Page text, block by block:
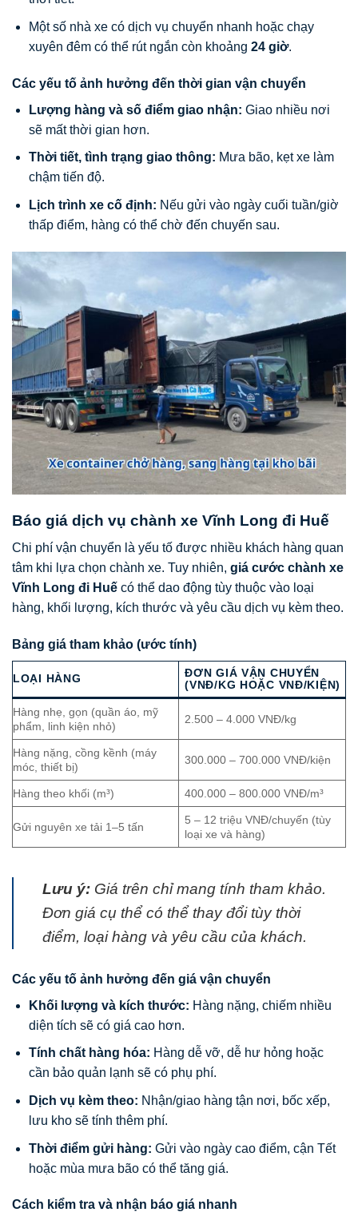
Một số nhà xe có dịch vụ chuyển nhanh hoặc chạy
xuyên đêm có thể rút ngắn còn khoảng 24 giờ.
Các yếu tố ảnh hưởng đến thời gian vận chuyển
Lượng hàng và số điểm giao nhận: Giao nhiều nơi
sẽ mất thời gian hơn.
Thời tiết, tình trạng giao thông: Mưa bão, kẹt xe làm
chậm tiến độ.
Lịch trình xe cố định: Nếu gửi vào ngày cuối tuần/giờ
thấp điểm, hàng có thể chờ đến chuyến sau.
Báo giá dịch vụ chành xe Vĩnh Long đi Huế
Chi phí vận chuyển là yếu tố được nhiều khách hàng quan
tâm khi lựa chọn chành xe. Tuy nhiên, giá cước chành xe
Vĩnh Long đi Huế có thể dao động tùy thuộc vào loại
hàng, khối lượng, kích thước và yêu cầu dịch vụ kèm theo.
Bảng giá tham khảo (ước tính)
LOẠI HÀNG
ĐƠN GIÁ VẬN CHUYỂN
(VNĐ/KG HOẶC VNĐ/KIỆN)
Hàng nhẹ, gọn (quần áo, mỹ
phẩm, linh kiện nhỏ)
2.500 – 4.000 VNĐ/kg
Hàng nặng, cồng kềnh (máy
móc, thiết bị)
300.000 – 700.000 VNĐ/kiện
Hàng theo khối (m³) 400.000 – 800.000 VNĐ/m³
Gửi nguyên xe tải 1–5 tấn
5 – 12 triệu VNĐ/chuyến (tùy
loại xe và hàng)
Lưu ý: Giá trên chỉ mang tính tham khảo.
Đơn giá cụ thể có thể thay đổi tùy thời
điểm, loại hàng và yêu cầu của khách.
Các yếu tố ảnh hưởng đến giá vận chuyển
Khối lượng và kích thước: Hàng nặng, chiếm nhiều
diện tích sẽ có giá cao hơn.
Tính chất hàng hóa: Hàng dễ vỡ, dễ hư hỏng hoặc
cần bảo quản lạnh sẽ có phụ phí.
Dịch vụ kèm theo: Nhận/giao hàng tận nơi, bốc xếp,
lưu kho sẽ tính thêm phí.
Thời điểm gửi hàng: Gửi vào ngày cao điểm, cận Tết
hoặc mùa mưa bão có thể tăng giá.
Cách kiểm tra và nhận báo giá nhanh